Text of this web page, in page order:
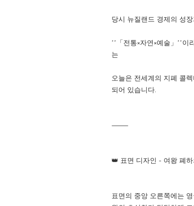
당시 뉴질랜드 경제의 성
**「전통×자연×예술」**이
는
오늘은 전세계의 지폐 콜
되어 있습니다.
⸻
👑 표면 디자인 - 여왕 폐
표면의 중앙 오른쪽에는